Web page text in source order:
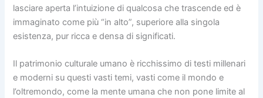
lasciare aperta l’intuizione di qualcosa che trascende ed è
immaginato come più “in alto”, superiore alla singola
esistenza, pur ricca e densa di significati.
Il patrimonio culturale umano è ricchissimo di testi millenari
e moderni su questi vasti temi, vasti come il mondo e
l’oltremondo, come la mente umana che non pone limite al